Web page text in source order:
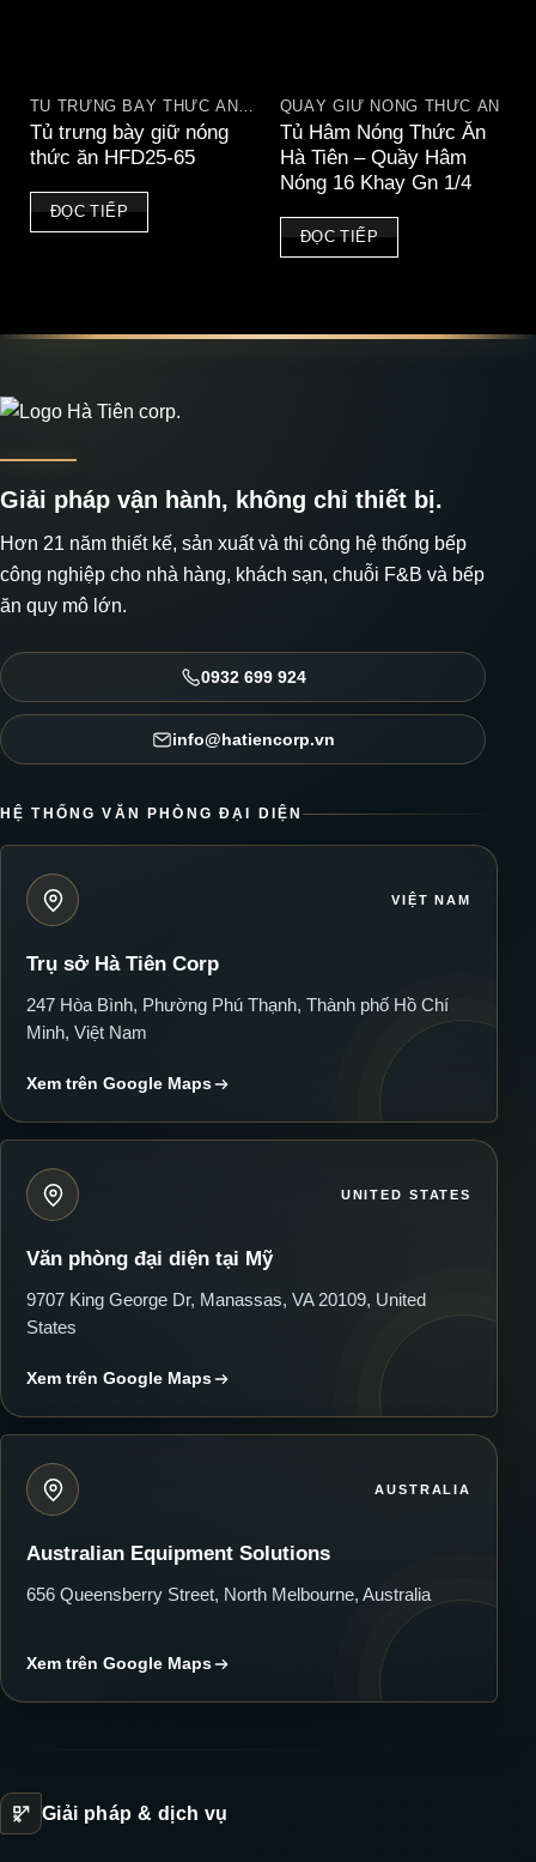
Tủ trưng bày giữ nóng
thức ăn HFD25-65
ĐỌC TIẾP
QUẦY GIỮ NÓNG THỨC ĂN
Tủ Hâm Nóng Thức Ăn
Hà Tiên – Quầy Hâm
Nóng 16 Khay Gn 1/4
ĐỌC TIẾP
Giải pháp vận hành, không chỉ thiết bị.
Hơn 21 năm thiết kế, sản xuất và thi công hệ thống bếp
công nghiệp cho nhà hàng, khách sạn, chuỗi F&B và bếp
ăn quy mô lớn.
0932 699 924
info@hatiencorp.vn
HỆ THỐNG VĂN PHÒNG ĐẠI DIỆN
VIỆT NAM
Trụ sở Hà Tiên Corp
247 Hòa Bình, Phường Phú Thạnh, Thành phố Hồ Chí
Minh, Việt Nam
Xem trên Google Maps
UNITED STATES
Văn phòng đại diện tại Mỹ
9707 King George Dr, Manassas, VA 20109, United
States
Xem trên Google Maps
AUSTRALIA
Australian Equipment Solutions
656 Queensberry Street, North Melbourne, Australia
Xem trên Google Maps
Giải pháp & dịch vụ